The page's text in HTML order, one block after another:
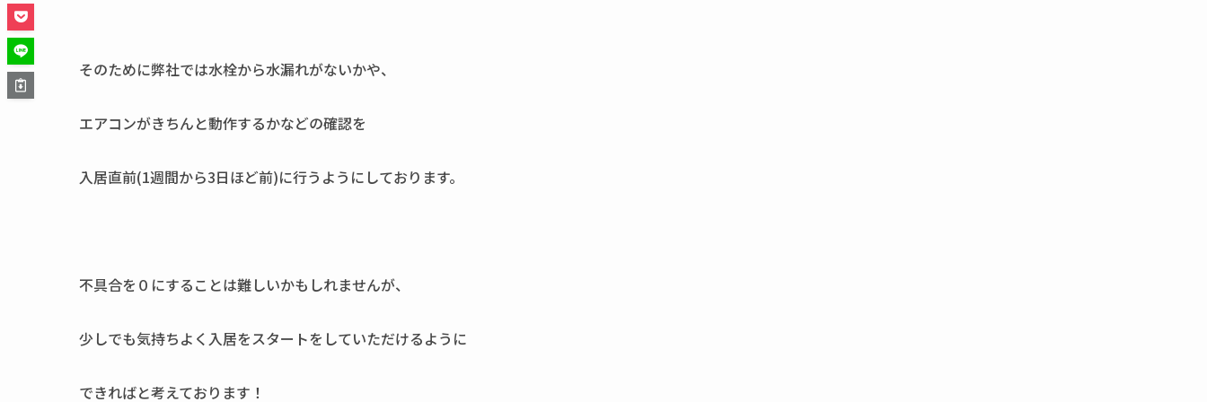
そのために弊社では水栓から水漏れがないかや、
エアコンがきちんと動作するかなどの確認を
入居直前(1週間から3日ほど前)に行うようにしております。
不具合を０にすることは難しいかもしれませんが、
少しでも気持ちよく入居をスタートをしていただけるように
できればと考えております！